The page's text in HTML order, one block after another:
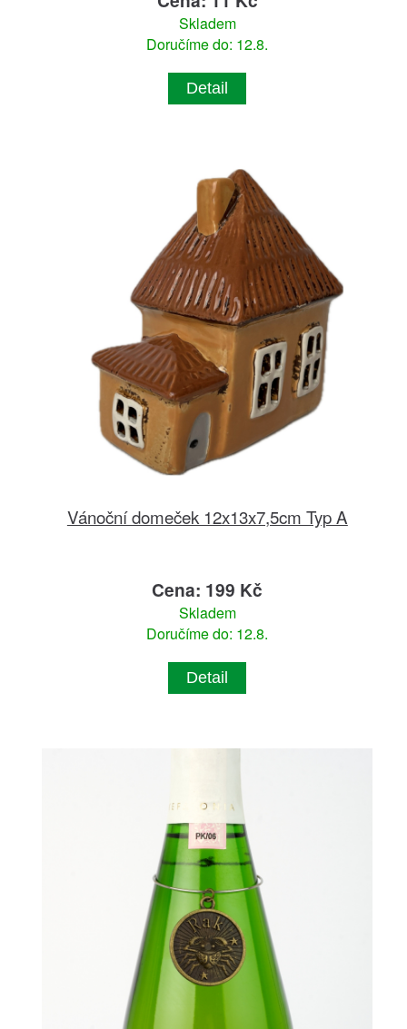
Skladem
Doručíme do: 12.8.
Detail
Vánoční domeček 12x13x7,5cm Typ A
Cena: 199 Kč
Skladem
Doručíme do: 12.8.
Detail